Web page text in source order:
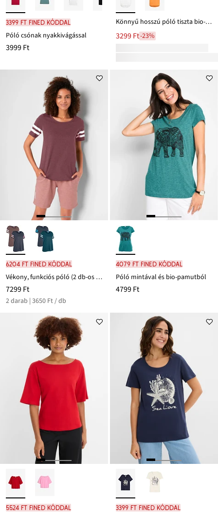
3399 Ft FINED kóddal
Póló csónak nyakkivágással
3999 Ft
Könnyű hosszú póló tiszta bio-pamutból
3299 Ft-23%
6204 Ft FINED kóddal
Vékony, funkciós póló (2 db-os csomag)
7299 Ft
2 darab | 3650 Ft / db
4079 Ft FINED kóddal
Póló mintával és bio-pamutból
4799 Ft
5524 Ft FINED kóddal 3399 Ft FINED kóddal